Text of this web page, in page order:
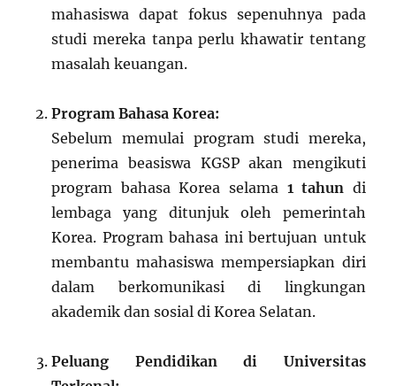
mahasiswa dapat fokus sepenuhnya pada
studi mereka tanpa perlu khawatir tentang
masalah keuangan.
Program Bahasa Korea:
Sebelum memulai program studi mereka,
penerima beasiswa KGSP akan mengikuti
program bahasa Korea selama 1 tahun di
lembaga yang ditunjuk oleh pemerintah
Korea. Program bahasa ini bertujuan untuk
membantu mahasiswa mempersiapkan diri
dalam berkomunikasi di lingkungan
akademik dan sosial di Korea Selatan.
Peluang Pendidikan di Universitas